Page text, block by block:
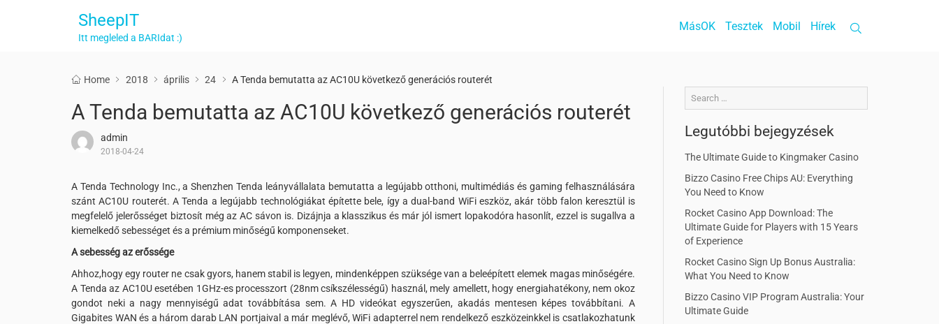
SheepIT
Itt megleled a BARIdat :)
Hírek
Mobil
Tesztek
MásOK
Home 2018 április 24 A Tenda bemutatta az AC10U következő generációs routerét
A Tenda bemutatta az AC10U következő generációs routerét
admin
2018-04-24
A Tenda Technology Inc., a Shenzhen Tenda leányvállalata bemutatta a legújabb otthoni, multimédiás és gaming felhasználására
szánt AC10U routerét. A Tenda a legújabb technológiákat építette bele, így a dual-band WiFi eszköz, akár több falon keresztül is
megfelelő jelerősséget biztosít még az AC sávon is. Dizájnja a klasszikus és már jól ismert lopakodóra hasonlít, ezzel is sugallva a
kiemelkedő sebességet és a prémium minőségű komponenseket.
A sebesség az erőssége
Ahhoz,hogy egy router ne csak gyors, hanem stabil is legyen, mindenképpen szüksége van a beleépített elemek magas minőségére.
A Tenda az AC10U esetében 1GHz-es processzort (28nm csíkszélességű) használ, mely amellett, hogy energiahatékony, nem okoz
gondot neki a nagy mennyiségű adat továbbítása sem. A HD videókat egyszerűen, akadás mentesen képes továbbítani. A
Gigabites WAN és a három darab LAN portjaival a már meglévő, WiFi adapterrel nem rendelkező eszközeinkkel is csatlakozhatunk
Legutóbbi bejegyzések
The Ultimate Guide to Kingmaker Casino
Bizzo Casino Free Chips AU: Everything
You Need to Know
Rocket Casino App Download: The
Ultimate Guide for Players with 15 Years
of Experience
Rocket Casino Sign Up Bonus Australia:
What You Need to Know
Bizzo Casino VIP Program Australia: Your
Ultimate Guide